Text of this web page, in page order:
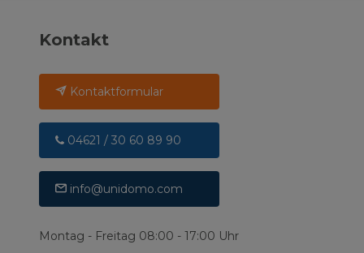
Kontakt
Kontaktformular
04621 / 30 60 89 90
info@unidomo.com
Montag - Freitag 08:00 - 17:00 Uhr